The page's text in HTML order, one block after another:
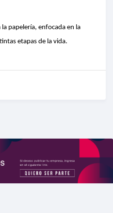
papelería, enfocada en la
etapas de la vida.